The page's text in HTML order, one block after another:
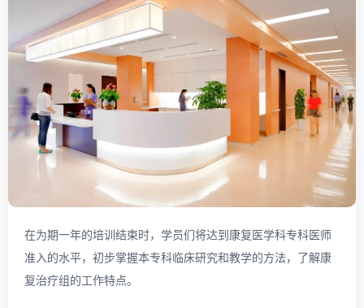
在为期一年的培训结束时，学员们将达到康复医学科专科医师
准入的水平，初步掌握本专科临床研究和教学的方法，了解康
复治疗组的工作特点。